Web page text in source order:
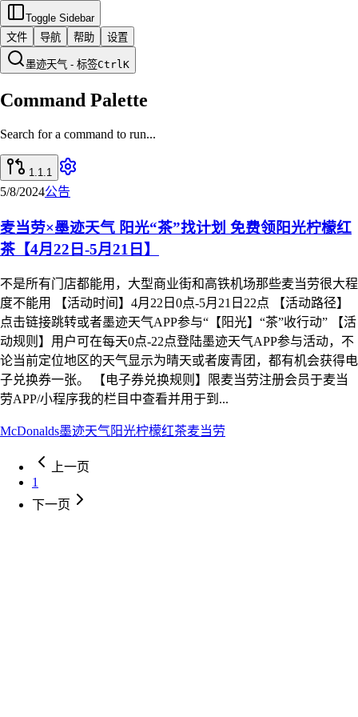
Toggle Sidebar
文件
导航 帮助 设置
墨迹天气 - 标签CtrlK
Command Palette
Search for a command to run...
1.1.1
5/8/2024公告
麦当劳×墨迹天气 阳光“茶”找计划 免费领阳光柠檬红
茶【4月22日-5月21日】
不是所有门店都能用，大型商业街和高铁机场那些麦当劳很大程
度不能用 【活动时间】4月22日0点-5月21日22点 【活动路径】
点击链接跳转或者墨迹天气APP参与“【阳光】“茶”收行动” 【活
动规则】用户可在每天0点-22点登陆墨迹天气APP参与活动，不
论当前定位地区的天气显示为晴天或者废青团，都有机会获得电
子兑换券一张。 【电子券兑换规则】限麦当劳注册会员于麦当
劳APP/小程序我的栏目中查看并用于到...
McDonalds墨迹天气 阳光柠檬红茶麦当劳
上一页
1
下一页